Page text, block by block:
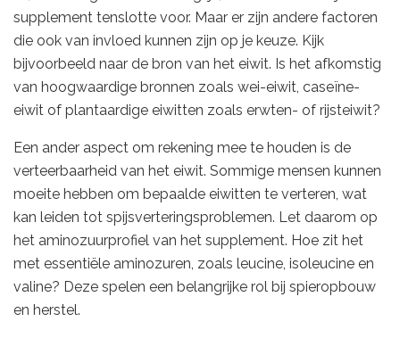
supplement tenslotte voor. Maar er zijn andere factoren
die ook van invloed kunnen zijn op je keuze. Kijk
bijvoorbeeld naar de bron van het eiwit. Is het afkomstig
van hoogwaardige bronnen zoals wei-eiwit, caseïne-
eiwit of plantaardige eiwitten zoals erwten- of rijsteiwit?
Een ander aspect om rekening mee te houden is de
verteerbaarheid van het eiwit. Sommige mensen kunnen
moeite hebben om bepaalde eiwitten te verteren, wat
kan leiden tot spijsverteringsproblemen. Let daarom op
het aminozuurprofiel van het supplement. Hoe zit het
met essentiële aminozuren, zoals leucine, isoleucine en
valine? Deze spelen een belangrijke rol bij spieropbouw
en herstel.